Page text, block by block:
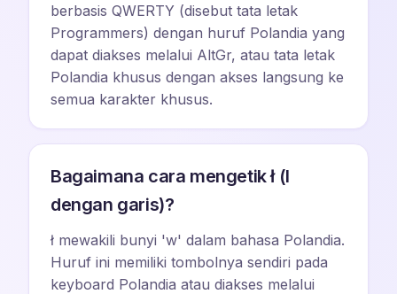
berbasis QWERTY (disebut tata letak
Programmers) dengan huruf Polandia yang
dapat diakses melalui AltGr, atau tata letak
Polandia khusus dengan akses langsung ke
semua karakter khusus.
Bagaimana cara mengetik ł (l
dengan garis)?
ł mewakili bunyi 'w' dalam bahasa Polandia.
Huruf ini memiliki tombolnya sendiri pada
keyboard Polandia atau diakses melalui